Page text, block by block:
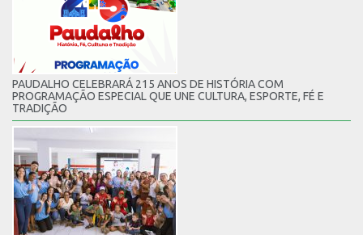
PAUDALHO CELEBRARÁ 215 ANOS DE HISTÓRIA COM
PROGRAMAÇÃO ESPECIAL QUE UNE CULTURA, ESPORTE, FÉ E
TRADIÇÃO